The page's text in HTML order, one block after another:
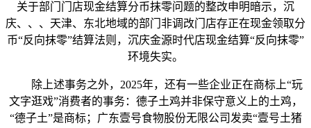
关于部门门店现金结算分币抹零问题的整改申明暗示，沉
庆、、、天津、东北地域的部门非调改门店存正在现金领取分
币“反向抹零”结算法则，沉庆金源时代店现金结算“反向抹零”
环境失实。
除上述事务之外，2025年，还有一些企业正在商标上“玩
文字逛戏”消费者的事务：德子土鸡并非保守意义上的土鸡，
“德子土”是商标；广东壹号食物股份无限公司发卖“壹号土猪